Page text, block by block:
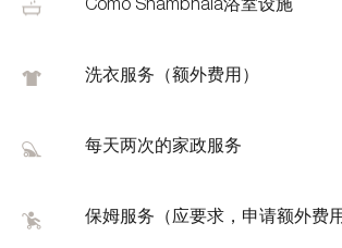
Como Shambhala浴室设施
洗衣服务（额外费用）
每天两次的家政服务
保姆服务（应要求，申请额外费用